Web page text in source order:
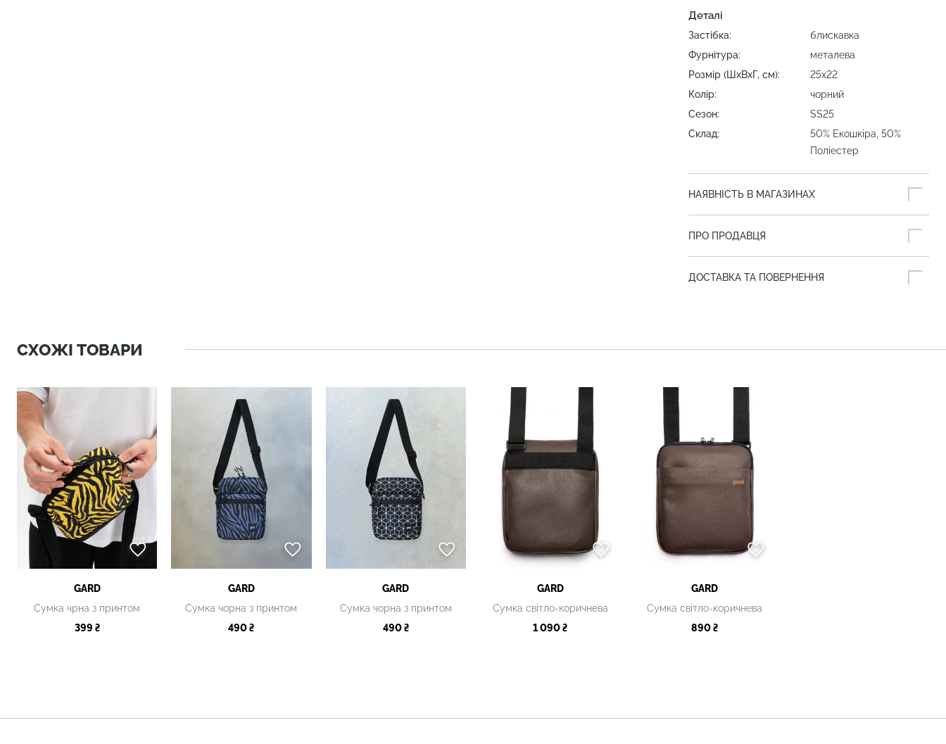
Деталі
Застібка:
блискавка
Фурнітура:
металева
Розмір (ШхВхГ, см):
25х22
Колір:
чорний
Сезон:
SS25
Склад:
50% Екошкіра, 50%
Поліестер
НАЯВНІСТЬ В МАГАЗИНАХ
ПРО ПРОДАВЦЯ
ДОСТАВКА ТА ПОВЕРНЕННЯ
СХОЖІ ТОВАРИ
GARD
Сумка чрна з принтом
399 ₴
GARD
Сумка чорна з принтом
490 ₴
GARD
Сумка чорна з принтом
490 ₴
GARD
Сумка світло-коричнева
1 090 ₴
GARD
Сумка світло-коричнева
890 ₴